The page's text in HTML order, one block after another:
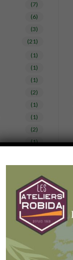
(7)
(6)
(3)
(21)
(1)
(1)
(1)
(2)
(1)
(1)
(2)
(1)
(1)
(1)
(1)
(1)
(1)
(2)
(11)